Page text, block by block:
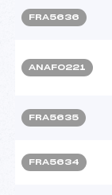
FRA5636
ANAF0221
FRA5635
FRA5634